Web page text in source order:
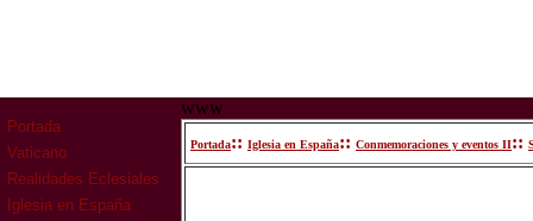
Portada
Vaticano
Realidades Eclesiales
Iglesia en España
www
Portada:: Iglesia en España:: Conmemoraciones y eventos II::